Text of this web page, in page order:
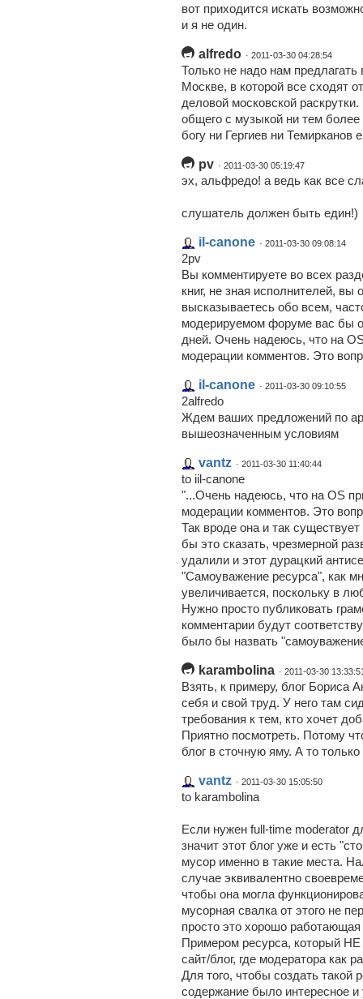
вот приходится искать
и я не один.
alfredo · 2011-03-30 04:28:54
Только не надо нам предлагать
Москве, в которой все сходят
деловой московской
общего с музыкой ни тем
богу ни Гергиев ни Темирканов
pv · 2011-03-30 05:19:47
эх, альфредо! а ведь как все
слушатель должен быть един!)
il-canone · 2011-03-30 09:08:14
2pv
Вы комментируете во всех
книг, не зная исполнителей,
высказываетесь обо всем,
модерируемом форуме вас бы
дней. Очень надеюсь, что на
модерации комментов. Это
il-canone · 2011-03-30 09:10:55
2alfredo
Ждем ваших предложений по
вышеозначенным условиям
vantz · 2011-03-30 11:40:44
to iil-canone
"...Очень надеюсь, что на OS
модерации комментов. Это
Так вроде она и так
бы это сказать, чрезмерной
удалили и этот дурацкий
"Самоуважение ресурса", как
увеличивается, поскольку в
Нужно просто публиковать
комментарии будут
было бы назвать
karambolina · 2011-03-30
Взять, к примеру, блог Бориса
себя и свой труд. У него там
требования к тем, кто хочет
Приятно посмотреть. Потому
блог в сточную яму. А то
vantz · 2011-03-30 15:05:50
to karambolina
Если нужен full-time moderator
значит этот блог уже и есть
мусор именно в такие места.
случае эквивалентно
чтобы она могла
мусорная свалка от этого не
просто это хорошо работающая
Примером ресурса, который НЕ
сайт/блог, где модератора как
Для того, чтобы создать такой
содержание было интересное и